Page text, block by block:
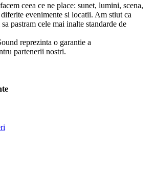
ceea ce ne place: sunet, lumini, scena,
evenimente si locatii. Am stiut ca
pastram cele mai inalte standarde de
reprezinta o garantie a
partenerii nostri.